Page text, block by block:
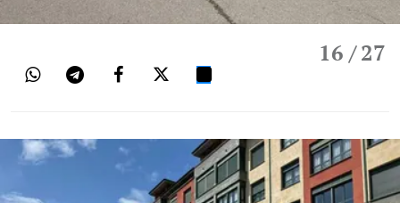
16 / 27